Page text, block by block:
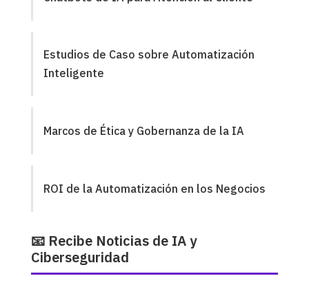
Estudios de Caso sobre Automatización
Inteligente
Marcos de Ética y Gobernanza de la IA
ROI de la Automatización en los Negocios
📧 Recibe Noticias de IA y
Ciberseguridad